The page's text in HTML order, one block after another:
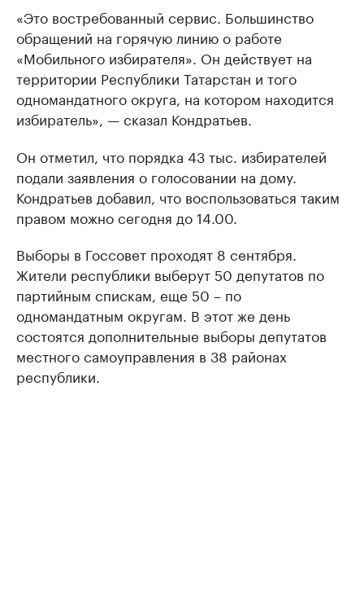
«Это востребованный сервис. Большинство
обращений на горячую линию о работе
«Мобильного избирателя». Он действует на
территории Республики Татарстан и того
одномандатного округа, на котором находится
избиратель», — сказал Кондратьев.
Он отметил, что порядка 43 тыс. избирателей
подали заявления о голосовании на дому.
Кондратьев добавил, что воспользоваться таким
правом можно сегодня до 14.00.
Выборы в Госсовет проходят 8 сентября.
Жители республики выберут 50 депутатов по
партийным спискам, еще 50 – по
одномандатным округам. В этот же день
состоятся дополнительные выборы депутатов
местного самоуправления в 38 районах
республики.